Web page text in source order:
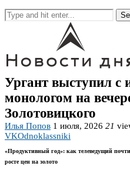
Ургант выступил с
монологом на
Золотовицкого
Илья Попов 1 июля, 2026 21
VKOdnoklassniki
«Продуктивный год»: как телеведущий
росте цен на золото